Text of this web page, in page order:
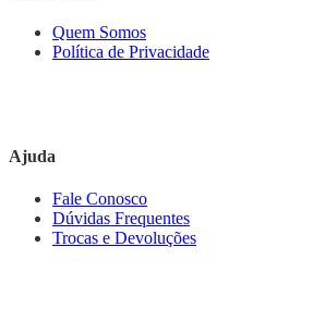
Quem Somos
Política de Privacidade
Ajuda
Fale Conosco
Dúvidas Frequentes
Trocas e Devoluções